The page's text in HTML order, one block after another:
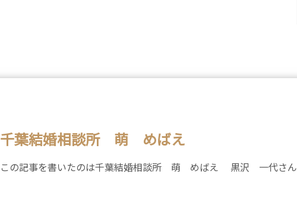
千葉結婚相談所 萌 めばえ
この記事を書いたのは千葉結婚相談所 萌 めばえ 黒沢 一代さん